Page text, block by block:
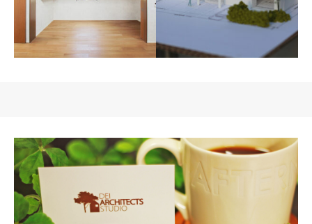
郊外の三角傾斜地に立つ、3階
建てのコンクリート住宅で
す。狭小地且つ、平坦な部分
がない敷地でしたが、建物の
一部を地下に埋めることで、
景観が良好な丘の上に計画さ
緑の平屋
陰と陽の性質を持ち、生活空
間を明確に分ける平屋の住宅